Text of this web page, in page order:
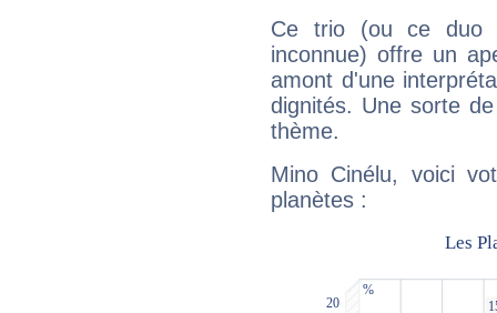
Ce trio (ou ce duo
inconnue) offre un
amont d'une
dignités. Une sorte
thème.
Mino Cinélu, voici
planètes :